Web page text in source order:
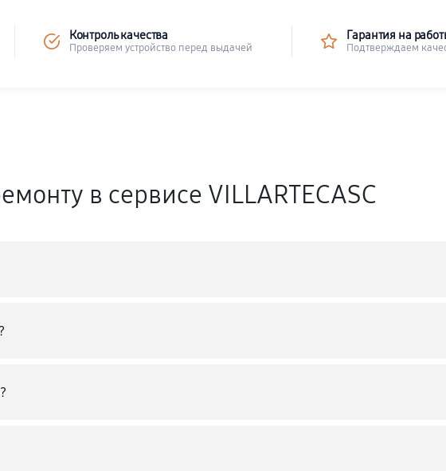
Контроль качества
Проверяем устройство перед выдачей
Гарантия на
Подтверждаем
в сервисе VILLARTECASC